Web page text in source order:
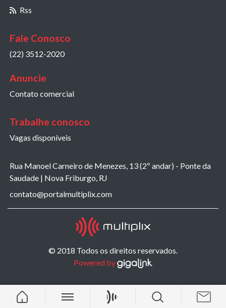
Rss
Fale Conosco
(22) 3512-2020
Anuncie
Contato comercial
Trabalhe conosco
Vagas disponíveis
Rua Manoel Carneiro de Menezes, 13 (2º andar) - Ponte da
Saudade | Nova Friburgo, RJ
contato@portalmultiplix.com
© 2018 Todos os direitos reservados.
Powered by